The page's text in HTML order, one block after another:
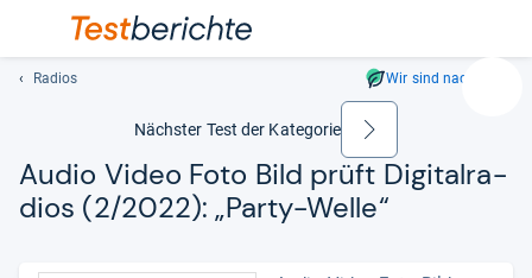
Radios Wir sind nachhaltig
Audio Video Foto Bild prüft Digi­tal­ra­
dios (2/2022): „Party-​Welle“
Nächster Test der Kategorie weiter